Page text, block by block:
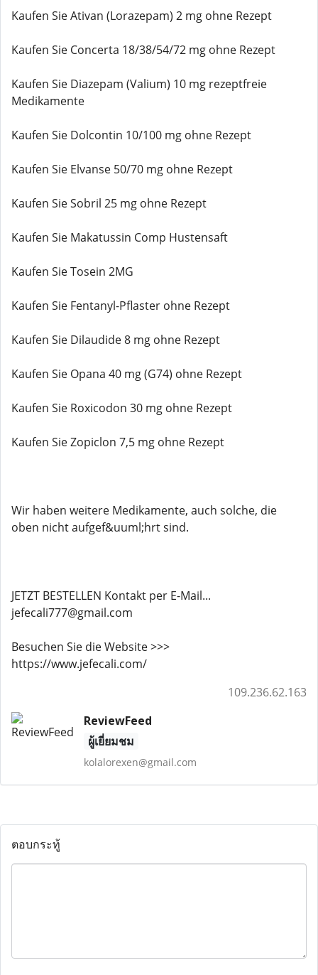
Kaufen Sie Ativan (Lorazepam) 2 mg ohne Rezept
Kaufen Sie Concerta 18/38/54/72 mg ohne Rezept
Kaufen Sie Diazepam (Valium) 10 mg rezeptfreie
Medikamente
Kaufen Sie Dolcontin 10/100 mg ohne Rezept
Kaufen Sie Elvanse 50/70 mg ohne Rezept
Kaufen Sie Sobril 25 mg ohne Rezept
Kaufen Sie Makatussin Comp Hustensaft
Kaufen Sie Tosein 2MG
Kaufen Sie Fentanyl-Pflaster ohne Rezept
Kaufen Sie Dilaudide 8 mg ohne Rezept
Kaufen Sie Opana 40 mg (G74) ohne Rezept
Kaufen Sie Roxicodon 30 mg ohne Rezept
Kaufen Sie Zopiclon 7,5 mg ohne Rezept
Wir haben weitere Medikamente, auch solche, die
oben nicht aufgef&uuml;hrt sind.
JETZT BESTELLEN Kontakt per E-Mail...
jefecali777@gmail.com
Besuchen Sie die Website >>>
https://www.jefecali.com/
109.236.62.163
ReviewFeed
ผู้เยี่ยมชม
kolalorexen@gmail.com
ตอบกระทู้